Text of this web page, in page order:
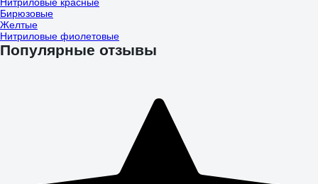
Бирюзовые
Желтые
Нитриловые фиолетовые
Популярные отзывы